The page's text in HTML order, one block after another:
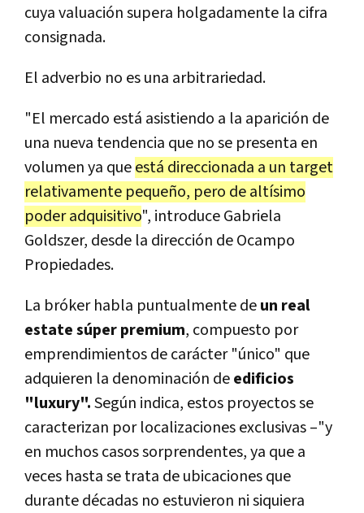
cuya valuación supera holgadamente la cifra
consignada.
El adverbio no es una arbitrariedad.
"El mercado está asistiendo a la aparición de
una nueva tendencia que no se presenta en
volumen ya queestá direccionada a un target
relativamente pequeño, pero de altísimo
poder adquisitivo", introduce Gabriela
Goldszer, desde la dirección de Ocampo
Propiedades.
La bróker habla puntualmente deun real
estate súper premium, compuesto por
emprendimientos de carácter "único" que
adquieren la denominación deedificios
"luxury".Según indica, estos proyectos se
caracterizan por localizaciones exclusivas –"y
en muchos casos sorprendentes, ya que a
veces hasta se trata de ubicaciones que
durante décadas no estuvieron ni siquiera